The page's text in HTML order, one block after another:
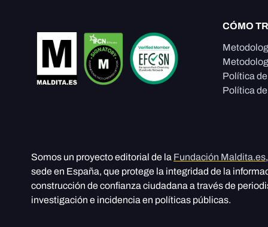
CÓMO
Política
Política
Somos un proyecto editorial de la Fundación Maldita.es
sede en España, que protege la integridad de la
construcción de confianza ciudadana a través de
investigación e incidencia en políticas públicas.